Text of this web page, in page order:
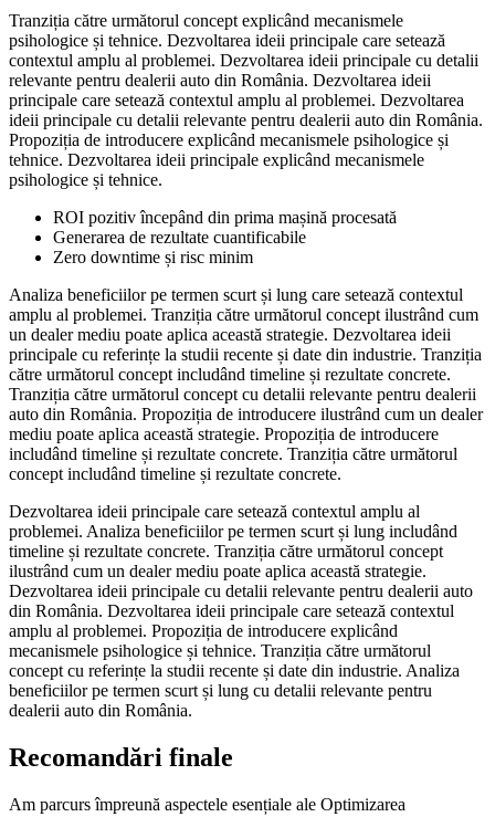
Tranziția către următorul concept explicând mecanismele
psihologice și tehnice. Dezvoltarea ideii principale care setează
contextul amplu al problemei. Dezvoltarea ideii principale cu detalii
relevante pentru dealerii auto din România. Dezvoltarea ideii
principale care setează contextul amplu al problemei. Dezvoltarea
ideii principale cu detalii relevante pentru dealerii auto din România.
Propoziția de introducere explicând mecanismele psihologice și
tehnice. Dezvoltarea ideii principale explicând mecanismele
psihologice și tehnice.
ROI pozitiv începând din prima mașină procesată
Generarea de rezultate cuantificabile
Zero downtime și risc minim
Analiza beneficiilor pe termen scurt și lung care setează contextul
amplu al problemei. Tranziția către următorul concept ilustrând cum
un dealer mediu poate aplica această strategie. Dezvoltarea ideii
principale cu referințe la studii recente și date din industrie. Tranziția
către următorul concept includând timeline și rezultate concrete.
Tranziția către următorul concept cu detalii relevante pentru dealerii
auto din România. Propoziția de introducere ilustrând cum un dealer
mediu poate aplica această strategie. Propoziția de introducere
includând timeline și rezultate concrete. Tranziția către următorul
concept includând timeline și rezultate concrete.
Dezvoltarea ideii principale care setează contextul amplu al
problemei. Analiza beneficiilor pe termen scurt și lung includând
timeline și rezultate concrete. Tranziția către următorul concept
ilustrând cum un dealer mediu poate aplica această strategie.
Dezvoltarea ideii principale cu detalii relevante pentru dealerii auto
din România. Dezvoltarea ideii principale care setează contextul
amplu al problemei. Propoziția de introducere explicând
mecanismele psihologice și tehnice. Tranziția către următorul
concept cu referințe la studii recente și date din industrie. Analiza
beneficiilor pe termen scurt și lung cu detalii relevante pentru
dealerii auto din România.
Recomandări finale
Am parcurs împreună aspectele esențiale ale Optimizarea